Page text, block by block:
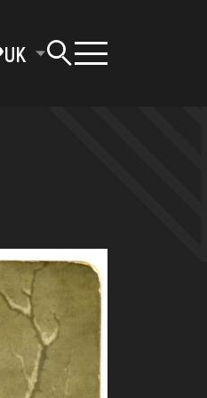
UK